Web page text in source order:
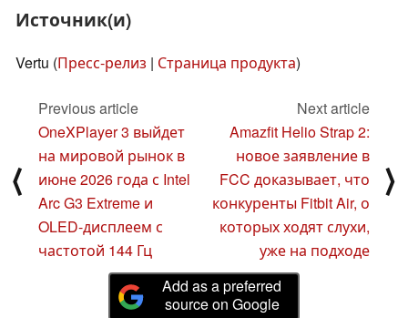
Источник(и)
Vertu (Пресс-релиз | Страница продукта)
⟨
Previous article
OneXPlayer 3 выйдет
на мировой рынок в
июне 2026 года с Intel
Arc G3 Extreme и
OLED-дисплеем с
частотой 144 Гц
Next article
Amazfit Helio Strap 2:
новое заявление в
FCC доказывает, что
конкуренты Fitbit Air, о
которых ходят слухи,
уже на подходе
⟩
Add as a preferred
source on Google